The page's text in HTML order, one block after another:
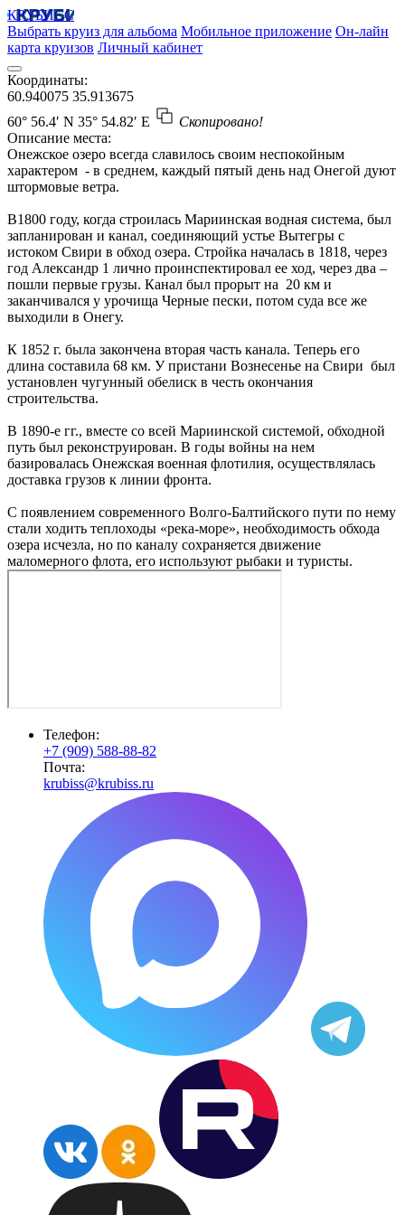
КРУБИСС
Выбрать круиз для альбома Мобильное приложение Он-лайн
карта круизов Личный кабинет
Координаты:
60.940075 35.913675
60° 56.4′ N 35° 54.82′ E
Скопировано!
Описание места:
Онежское озеро всегда славилось своим неспокойным
характером - в среднем, каждый пятый день над Онегой дуют
штормовые ветра.
В1800 году, когда строилась Мариинская водная система, был
запланирован и канал, соединяющий устье Вытегры с
истоком Свири в обход озера. Стройка началась в 1818, через
год Александр 1 лично проинспектировал ее ход, через два –
пошли первые грузы. Канал был прорыт на 20 км и
заканчивался у урочища Черные пески, потом суда все же
выходили в Онегу.
К 1852 г. была закончена вторая часть канала. Теперь его
длина составила 68 км. У пристани Вознесенье на Свири был
установлен чугунный обелиск в честь окончания
строительства.
В 1890-е гг., вместе со всей Мариинской системой, обходной
путь был реконструирован. В годы войны на нем
базировалась Онежская военная флотилия, осуществлялась
доставка грузов к линии фронта.
С появлением современного Волго-Балтийского пути по нему
стали ходить теплоходы «река-море», необходимость обхода
озера исчезла, но по каналу сохраняется движение
маломерного флота, его используют рыбаки и туристы.
Телефон:
+7 (909) 588-88-82
Почта:
krubiss@krubiss.ru